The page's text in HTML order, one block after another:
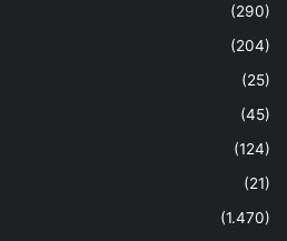
(290)
(204)
(25)
(45)
(124)
(21)
(1.470)